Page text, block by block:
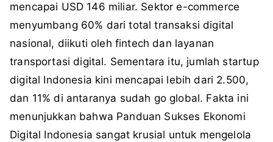
mencapai USD 146 miliar. Sektor e-commerce
menyumbang 60% dari total transaksi digital
nasional, diikuti oleh fintech dan layanan
transportasi digital. Sementara itu, jumlah startup
digital Indonesia kini mencapai lebih dari 2.500,
dan 11% di antaranya sudah go global. Fakta ini
menunjukkan bahwa Panduan Sukses Ekonomi
Digital Indonesia sangat krusial untuk mengelola